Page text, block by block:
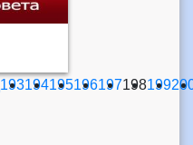
193194195196197198199